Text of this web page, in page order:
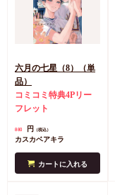
六月の七星（8）（単
品）
コミコミ特典4Pリー
フレット
880 円 （税込）
カスカベアキラ
カートに入れる